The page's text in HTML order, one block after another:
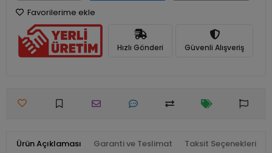
Favorilerime ekle
Hızlı Gönderi Güvenli Alışveriş
Ürün Açıklaması Garanti ve Teslimat Taksit Seçenekleri